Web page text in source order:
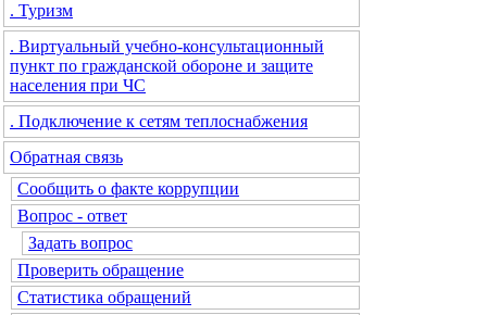
. Туризм
. Виртуальный учебно-консультационный
пункт по гражданской обороне и защите
населения при ЧС
. Подключение к сетям теплоснабжения
Обратная связь
Сообщить о факте коррупции
Вопрос - ответ
Задать вопрос
Проверить обращение
Статистика обращений